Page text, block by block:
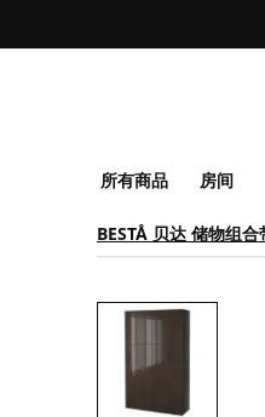
所有商品 房间
BESTÅ 贝达 储物组合